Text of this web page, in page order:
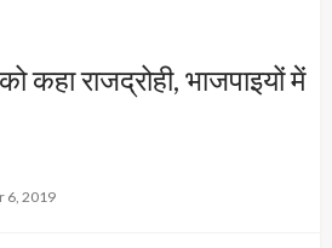
कहा राजद्रोही, भाजपाइयों में
6, 2019